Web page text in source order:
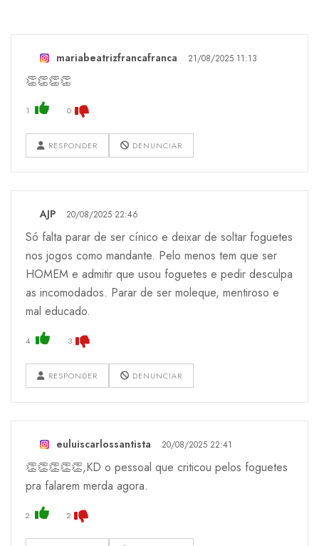
mariabeatrizfrancafranca 21/08/2025 11:13
👏👏👏👏
1 0
RESPONDER DENUNCIAR
AJP 20/08/2025 22:46
Só falta parar de ser cínico e deixar de soltar foguetes
nos jogos como mandante. Pelo menos tem que ser
HOMEM e admitir que usou foguetes e pedir desculpa
as incomodados. Parar de ser moleque, mentiroso e
mal educado.
4 3
RESPONDER DENUNCIAR
euluiscarlossantista 20/08/2025 22:41
👏👏👏👏👏,KD o pessoal que criticou pelos foguetes
pra falarem merda agora.
2 2